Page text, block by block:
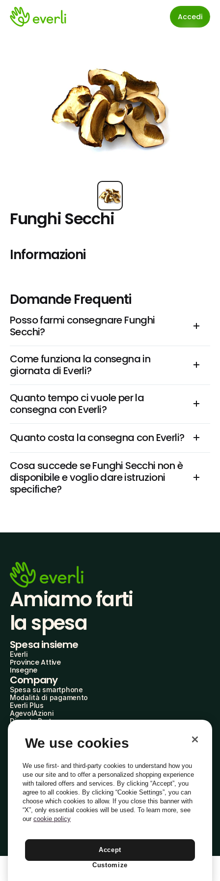
Accedi
Funghi Secchi
Informazioni
Domande Frequenti
Posso farmi consegnare Funghi
Secchi?
Come funziona la consegna in
giornata di Everli?
Quanto tempo ci vuole per la
consegna con Everli?
Quanto costa la consegna con Everli?
Cosa succede se Funghi Secchi non è
disponibile e voglio dare istruzioni
specifiche?
Amiamo farti
la spesa
Spesa insieme
Everli
Province Attive
Insegne
Company
Spesa su smartphone
Modalità di pagamento
Everli Plus
AgevolAzioni
Diventa Partner
Everli Shoppers
About Us
Everli News
Domande frequenti
Lavora con noi
Diventa Shopper
Investitori
PrivacyCookiePreferenze Cookie
Termini e CondizioniCodice Etico
Indirizzo PEC: everli@pec.it - indirizzo DPO: dpo@everli.com
Italiano
We use cookies
We use first- and third-party cookies to understand how you
use our site and to offer a personalized shopping experience
with tailored offers and services. By clicking “Accept”, you
agree to all cookies. By clicking “Cookie Settings”, you can
choose which cookies to allow. If you close this banner with
“X”, only essential cookies will be used. To learn more, see
our cookie policy
Accept
Customize